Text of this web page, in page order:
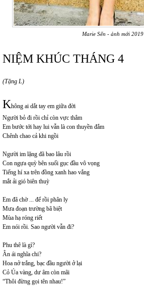
Marie Sến - ảnh mới 2019
NIỆM KHÚC THÁNG 4
(Tặng L)
Không ai dắt tay em giữa đời
Người bỏ đi rồi chỉ còn vực thẳm
Em bước tới hay lui vẫn là con thuyền đắm
Chênh chao cả khi ngồi
Người im lặng đã bao lâu rồi
Con ngựa quỳ bên suối gục đầu vô vọng
Tiếng hí xa trên đồng xanh hao vắng
mắt ải gió biên thuỳ
Em đã chờ ... để rồi phân ly
Mưa đoạn trường bã biệt
Mùa hạ róng riết
Em nói rồi. Sao người vẫn đi?
Phu thê là gì?
Ân ái nghĩa chi?
Hoa nở trắng, bạc đầu người ở lại
Cỏ Úa vàng, dư âm còn mãi
“Thôi đừng gọi tên nhau!”